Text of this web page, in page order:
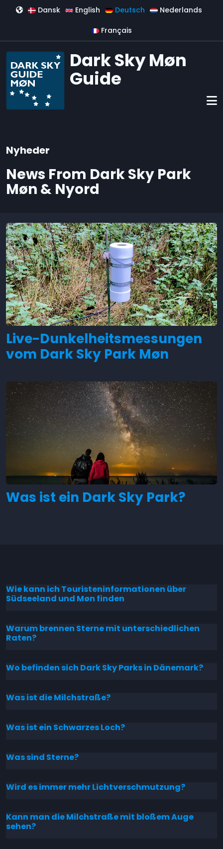
Direkt zum Inhalt
Dansk English Deutsch Nederlands
Français
Dark Sky Møn
Guide
Nyheder
News From Dark Sky Park
Møn & Nyord
Live-Dunkelheitsmessungen
vom Dark Sky Park Møn
Was ist ein Dark Sky Park?
Wie kann ich Touristeninformationen über
Südseeland und Møn finden
Warum brennen Sterne mit unterschiedlichen
Raten?
Wo befinden sich Dark Sky Parks in Dänemark?
Was ist die Milchstraße?
Was ist ein Schwarzes Loch?
Was sind Sterne?
Wird es immer mehr Lichtverschmutzung?
Kann man die Milchstraße mit bloßem Auge
sehen?